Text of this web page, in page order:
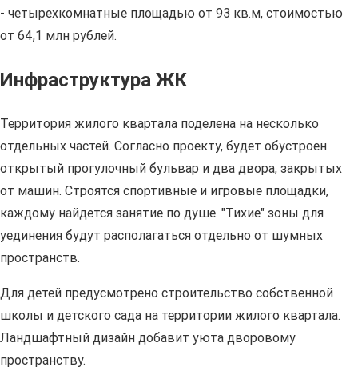
- четырехкомнатные площадью от 93 кв.м, стоимостью
от 64,1 млн рублей.
Инфраструктура ЖК
Территория жилого квартала поделена на несколько
отдельных частей. Согласно проекту, будет обустроен
открытый прогулочный бульвар и два двора, закрытых
от машин. Строятся спортивные и игровые площадки,
каждому найдется занятие по душе. "Тихие" зоны для
уединения будут располагаться отдельно от шумных
пространств.
Для детей предусмотрено строительство собственной
школы и детского сада на территории жилого квартала.
Ландшафтный дизайн добавит уюта дворовому
пространству.